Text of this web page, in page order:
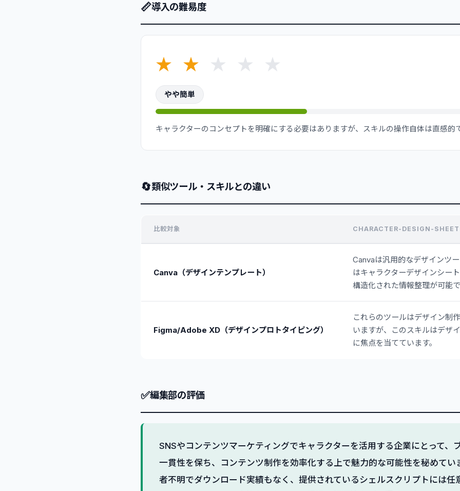
📏導入の難易度
★ ★ ★ ★ ★
やや簡単
キャラクターのコンセプトを明確にする必要はありますが、スキルの操作自体は直感的
🔄類似ツール・スキルとの違い
比較対象 CHARACTER-DESIGN-SHEET
Canva（デザインテンプレート）
Canvaは汎用的なデザインツ
はキャラクターデザインシー
構造化された情報整理が可能
Figma/Adobe XD（デザインプロトタイピング）
これらのツールはデザイン制
いますが、このスキルはデザ
に焦点を当てています。
✅編集部の評価
SNSやコンテンツマーケティングでキャラクターを活用する企業にとって、
一貫性を保ち、コンテンツ制作を効率化する上で魅力的な可能性を秘めてい
者不明でダウンロード実績もなく、提供されているシェルスクリプトには任